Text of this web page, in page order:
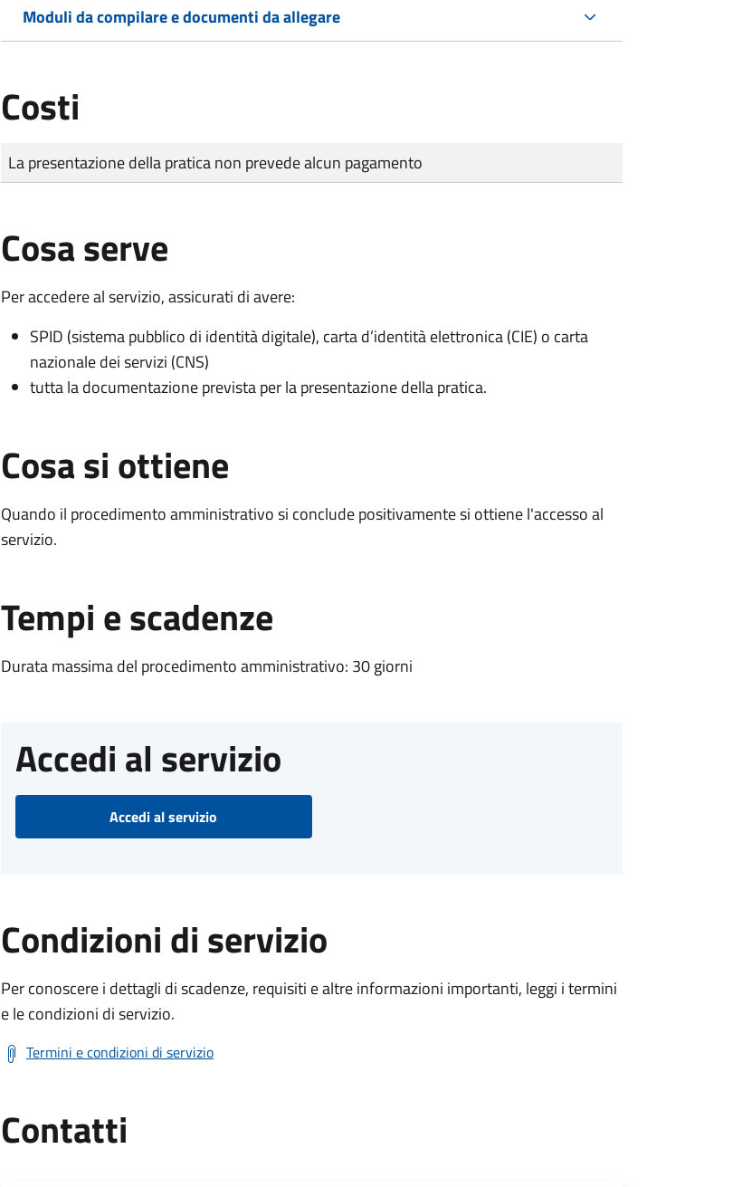
Moduli da compilare e documenti da allegare
Costi
Tipo di pagamento
Importo
La presentazione della pratica non prevede alcun pagamento
Cosa serve
Per accedere al servizio, assicurati di avere:
SPID (sistema pubblico di identità digitale), carta d’identità elettronica (CIE) o carta
nazionale dei servizi (CNS)
tutta la documentazione prevista per la presentazione della pratica.
Cosa si ottiene
Quando il procedimento amministrativo si conclude positivamente si ottiene l'accesso al
servizio.
Tempi e scadenze
Durata massima del procedimento amministrativo: 30 giorni
Accedi al servizio
Accedi al servizio
Condizioni di servizio
Per conoscere i dettagli di scadenze, requisiti e altre informazioni importanti, leggi i termini
e le condizioni di servizio.
Termini e condizioni di servizio
Contatti